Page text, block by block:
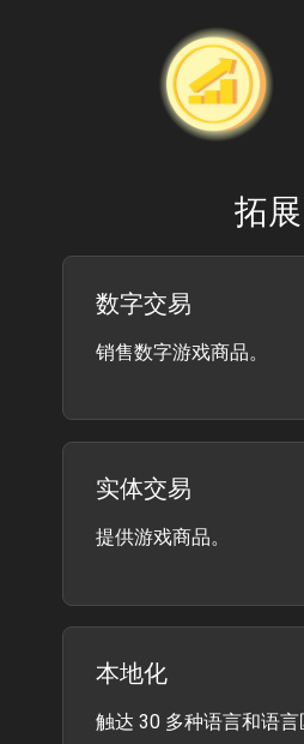
拓展
数字交易
销售数字游戏商品。
实体交易
提供游戏商品。
本地化
触达 30 多种语言和语言